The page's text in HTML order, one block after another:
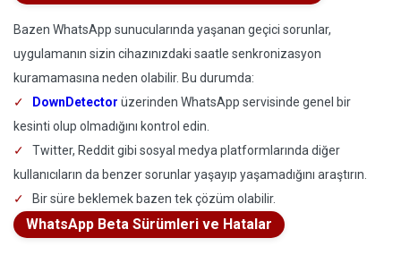
Bazen WhatsApp sunucularında yaşanan geçici sorunlar,
uygulamanın sizin cihazınızdaki saatle senkronizasyon
kuramamasına neden olabilir. Bu durumda:
DownDetector üzerinden WhatsApp servisinde genel bir
kesinti olup olmadığını kontrol edin.
Twitter, Reddit gibi sosyal medya platformlarında diğer
kullanıcıların da benzer sorunlar yaşayıp yaşamadığını araştırın.
Bir süre beklemek bazen tek çözüm olabilir.
WhatsApp Beta Sürümleri ve Hatalar